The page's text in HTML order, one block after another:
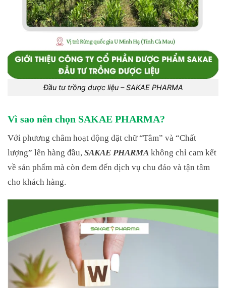
Đầu tư trồng dược liệu – SAKAE PHARMA
Vì sao nên chọn SAKAE PHARMA?
Với phương châm hoạt động đặt chữ “Tâm” và “Chất
lượng” lên hàng đầu, SAKAE PHARMA không chỉ cam kết
về sản phẩm mà còn đem đến dịch vụ chu đáo và tận tâm
cho khách hàng.